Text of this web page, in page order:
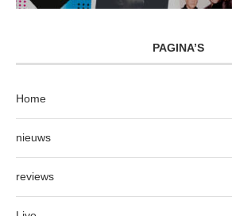
PAGINA’S
Home
nieuws
reviews